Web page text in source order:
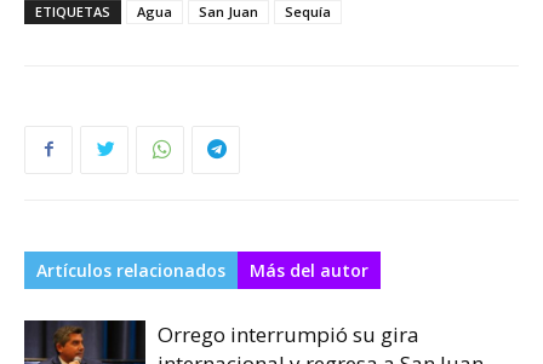
ETIQUETAS Agua San Juan Sequía
Artículos relacionados Más del autor
Orrego interrumpió su gira